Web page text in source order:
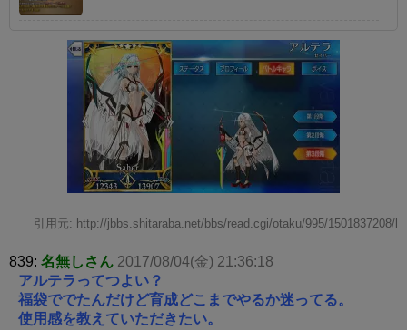
引用元: http://jbbs.shitaraba.net/bbs/read.cgi/otaku/995/1501837208/l
839: 名無しさん 2017/08/04(金) 21:36:18
アルテラってつよい？
福袋ででたんだけど育成どこまでやるか迷ってる。
使用感を教えていただきたい。